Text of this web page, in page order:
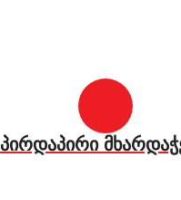
პირდაპირი